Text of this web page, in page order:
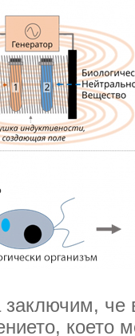
че
което